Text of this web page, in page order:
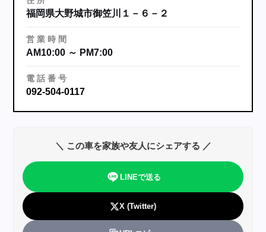
福岡県大野城市御笠川１－６－２
営 業 時 間
AM10:00 ～ PM7:00
電 話 番 号
092-504-0117
＼ この車を家族や友人にシェアする ／
LINEで送る
X (Twitter)